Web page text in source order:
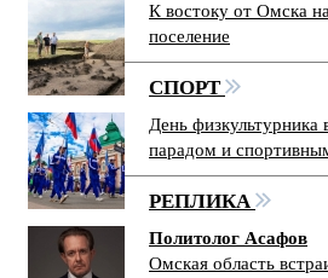
К востоку от Омска
поселение
СПОРТ
День
парадом и
РЕПЛИКА
Политолог Асафов
Омская область